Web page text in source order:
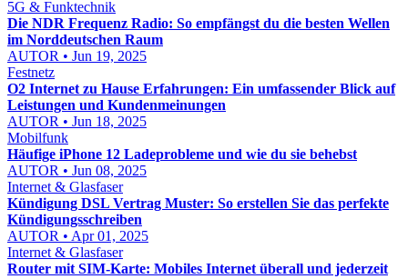
5G & Funktechnik
Die NDR Frequenz Radio: So empfängst du die besten Wellen
im Norddeutschen Raum
AUTOR • Jun 19, 2025
Festnetz
O2 Internet zu Hause Erfahrungen: Ein umfassender Blick auf
Leistungen und Kundenmeinungen
AUTOR • Jun 18, 2025
Mobilfunk
Häufige iPhone 12 Ladeprobleme und wie du sie behebst
AUTOR • Jun 08, 2025
Internet & Glasfaser
Kündigung DSL Vertrag Muster: So erstellen Sie das perfekte
Kündigungsschreiben
AUTOR • Apr 01, 2025
Internet & Glasfaser
Router mit SIM-Karte: Mobiles Internet überall und jederzeit